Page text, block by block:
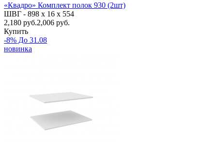
«Квадро» Комплект полок 930 (2шт)
ШВГ - 898 х 16 х 554
2,180 руб.2,006 руб.
Купить
-8% До 31.08
новинка